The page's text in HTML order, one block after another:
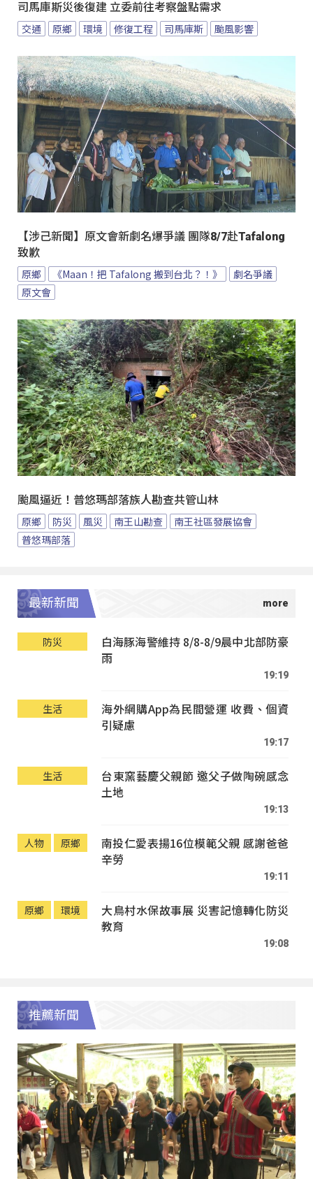
司馬庫斯災後復建 立委前往考察盤點需求
交通 原鄉 環境 修復工程 司馬庫斯 颱風影響
【涉己新聞】原文會新劇名爆爭議 團隊8/7赴Tafalong
致歉
原鄉 《Maan！把 Tafalong 搬到台北？！》
劇名爭議
原文會
颱風逼近！普悠瑪部落族人勘查共管山林
原鄉 防災 風災 南王山勘查
南王社區發展協會
普悠瑪部落
最新新聞
防災
白海豚海警維持 8/8-8/9晨中北部防豪
雨
19:19
生活
海外網購App為民間營運 收費、個資
引疑慮
19:17
生活
台東窯藝慶父親節 邀父子做陶碗感念
土地
19:13
人物 原鄉
南投仁愛表揚16位模範父親 感謝爸爸
辛勞
19:11
原鄉 環境
大鳥村水保故事展 災害記憶轉化防災
教育
19:08
推薦新聞